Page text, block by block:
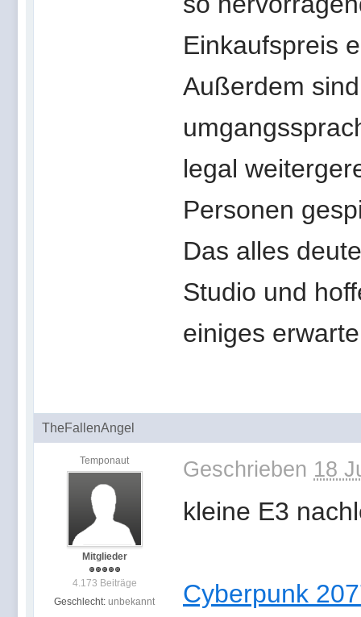
Einkaufspreis
Außerdem
legal
Personen
Das alles
Studio und
einiges
TheFallenAngel
Temponaut
Mitglieder
4.173 Beiträge
Geschlecht: unbekannt
Geschrieben 18
kleine E3
Cyberpunk